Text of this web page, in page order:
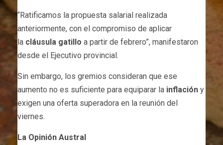
“Ratificamos la propuesta salarial realizada
anteriormente, con el compromiso de aplicar
la cláusula gatillo a partir de febrero”, manifestaron
desde el Ejecutivo provincial.
Sin embargo, los gremios consideran que ese
aumento no es suficiente para equiparar la inflación y
exigen una oferta superadora en la reunión del
viernes.
La Opinión Austral